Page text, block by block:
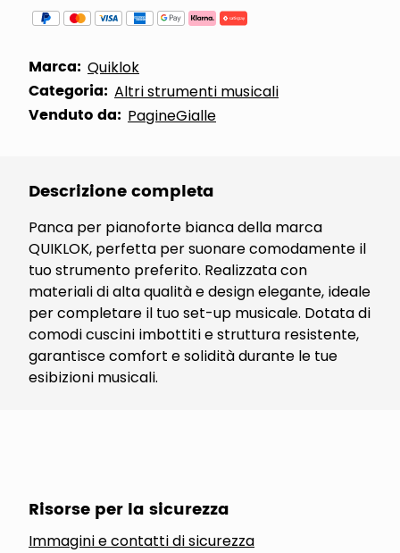
Marca: Quiklok
Categoria: Altri strumenti musicali
Venduto da: PagineGialle
Descrizione completa
Panca per pianoforte bianca della marca
QUIKLOK, perfetta per suonare comodamente il
tuo strumento preferito. Realizzata con
materiali di alta qualità e design elegante, ideale
per completare il tuo set-up musicale. Dotata di
comodi cuscini imbottiti e struttura resistente,
garantisce comfort e solidità durante le tue
esibizioni musicali.
Risorse per la sicurezza
Immagini e contatti di sicurezza